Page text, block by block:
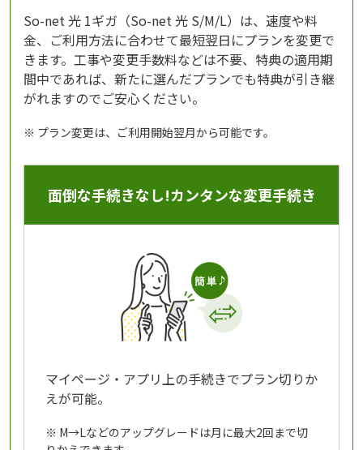
So-net 光 1ギガ（So-net 光 S/M/L）は、速度や料
金、ご利用方法に合わせて最短翌日にプランを変更で
きます。工事や変更手数料などは不要、特典の適用期
間中であれば、新たに選んだプランでも特典が引き継
がれますのでご安心ください。
※ プラン変更は、ご利用開始翌月から可能です。
面倒な手続きなし!カンタンな変更手続き
マイページ・アプリ上の手続きでプラン切りか
えが可能。
※ M→Lなどのアップグレードは月に最大2回まで切